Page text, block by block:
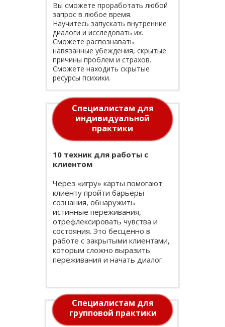
Вы сможете проработать любой
запрос в любое время.
Научитесь запускать внутренние
диалоги и исследовать их.
Сможете распознавать
навязанные убеждения, скрытые
причины проблем и страхов.
Сможете находить скрытые
ресурсы психики.
Специалистам для
индивидуальной
практики
10 техник для работы с
клиентом
Через «игру» карты помогают
клиенту пройти барьеры
сознания, обнаружить
истинные переживания,
отрефлексировать чувства и
состояния. Это бесценно в
работе с закрытыми клиентами,
которым сложно выразить
переживания и начать диалог.
Специалистам для
групповой практики